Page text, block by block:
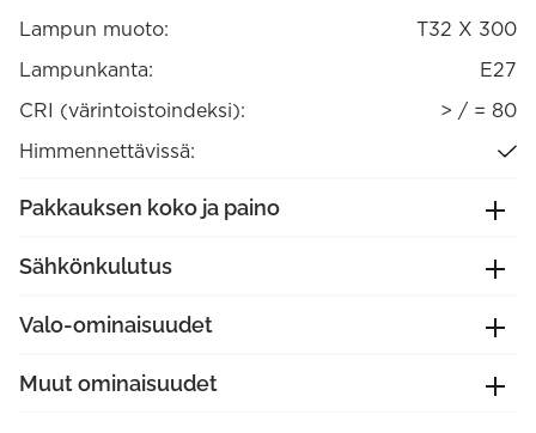
Lampun muoto:
T32 X 300
Lampunkanta:
E27
CRI (värintoistoindeksi):
> / = 80
Himmennettävissä:
Pakkauksen koko ja paino
Sähkönkulutus
Valo-ominaisuudet
Muut ominaisuudet